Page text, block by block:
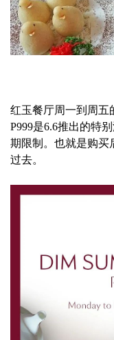
红玉餐厅周一到周五
P999是6.6推出的特
期限制。也就是购买
过去。